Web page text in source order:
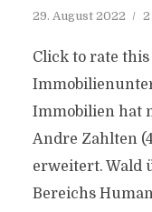
29. August 2022
Click to rate this
Immobilien hat
Andre Zahlten
erweitert. Wald
Bereichs